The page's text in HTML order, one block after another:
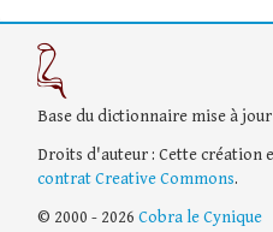
Base du dictionnaire mise à jour
Droits d'auteur : Cette création
contrat Creative Commons.
© 2000 - 2026 Cobra le Cynique